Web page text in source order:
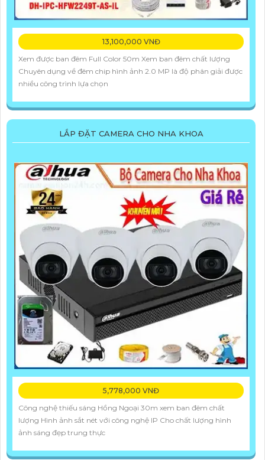
13,100,000 VNĐ
Xem được ban đêm Full Color 50m Xem ban đêm chất lượng
Chuyên dụng về đêm chip hình ảnh 2.0 MP là độ phân giải được
nhiều công trình lựa chọn
LẮP ĐẶT CAMERA CHO NHA KHOA
5,778,000 VNĐ
Công nghệ thiếu sáng Hồng Ngoại 30m xem ban đêm chất
lượng Hình ảnh sắt nét với công nghệ IP Cho chất lượng hình
ảnh sáng đẹp trung thực